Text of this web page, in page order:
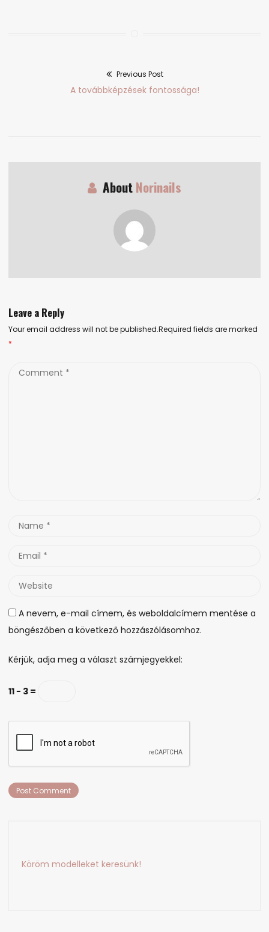
Previous Post
Previous
A továbbképzések fontossága!
AboutNorinails
Leave a Reply
Your email address will not be published.Required fields are marked
*
Comment
Name
Email
Website
A nevem, e-mail címem, és weboldalcímem mentése a
böngészőben a következő hozzászólásomhoz.
Kérjük, adja meg a választ számjegyekkel:
11 − 3 =
Köröm modelleket keresünk!